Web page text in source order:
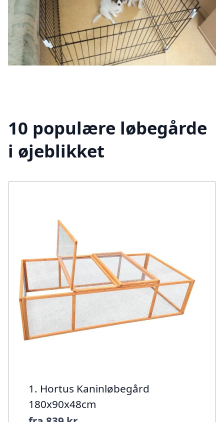
10 populære løbegårde
i øjeblikket
1. Hortus Kaninløbegård
180x90x48cm